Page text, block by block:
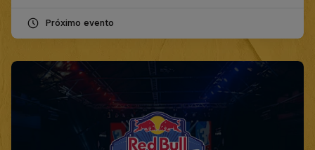
Próximo evento